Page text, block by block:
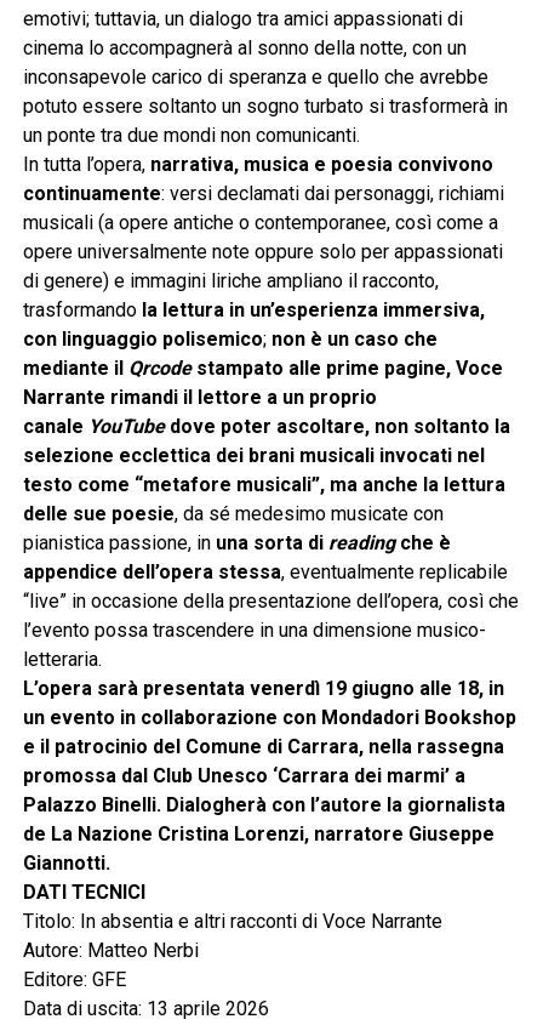
emotivi; tuttavia, un dialogo tra amici appassionati di
cinema lo accompagnerà al sonno della notte, con un
inconsapevole carico di speranza e quello che avrebbe
potuto essere soltanto un sogno turbato si trasformerà in
un ponte tra due mondi non comunicanti.
In tutta l’opera, narrativa, musica e poesia convivono
continuamente: versi declamati dai personaggi, richiami
musicali (a opere antiche o contemporanee, così come a
opere universalmente note oppure solo per appassionati
di genere) e immagini liriche ampliano il racconto,
trasformando la lettura in un’esperienza immersiva,
con linguaggio polisemico; non è un caso che
mediante il Qrcode stampato alle prime pagine, Voce
Narrante rimandi il lettore a un proprio
canale YouTubedove poter ascoltare, non soltanto la
selezione ecclettica dei brani musicali invocati nel
testo come “metafore musicali”, ma anche la lettura
delle sue poesie, da sé medesimo musicate con
pianistica passione, in una sorta di readingche è
appendice dell’opera stessa, eventualmente replicabile
“live” in occasione della presentazione dell’opera, così che
l’evento possa trascendere in una dimensione musico-
letteraria.
L’opera sarà presentata venerdì 19 giugno alle 18, in
un evento in collaborazione con Mondadori Bookshop
e il patrocinio del Comune di Carrara, nella rassegna
promossa dal Club Unesco ‘Carrara dei marmi’ a
Palazzo Binelli. Dialogherà con l’autore la giornalista
de La Nazione Cristina Lorenzi, narratore Giuseppe
Giannotti.
DATI TECNICI
Titolo: In absentia e altri racconti di Voce Narrante
Autore: Matteo Nerbi
Editore: GFE
Data di uscita: 13 aprile 2026